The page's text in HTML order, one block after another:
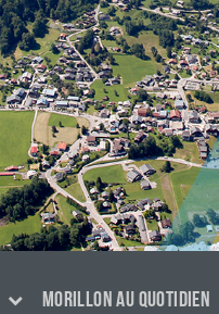
MORILLON AU QUOTIDIEN